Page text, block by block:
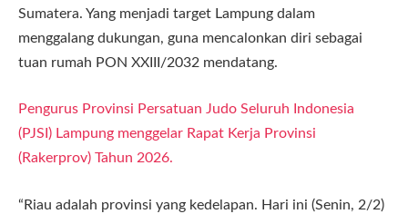
Sumatera. Yang menjadi target Lampung dalam
menggalang dukungan, guna mencalonkan diri sebagai
tuan rumah PON XXIII/2032 mendatang.
Pengurus Provinsi Persatuan Judo Seluruh Indonesia
(PJSI) Lampung menggelar Rapat Kerja Provinsi
(Rakerprov) Tahun 2026.
“Riau adalah provinsi yang kedelapan. Hari ini (Senin, 2/2)